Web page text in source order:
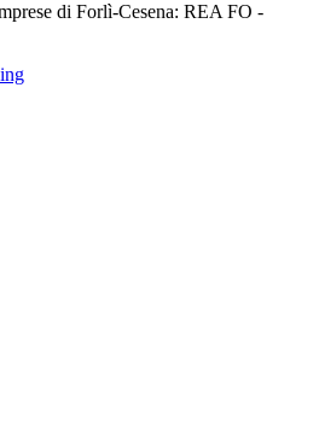
di Forlì-Cesena: REA FO -